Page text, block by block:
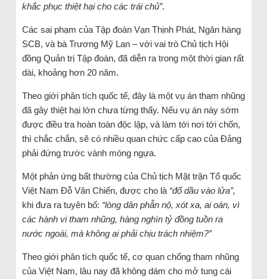
khắc phục thiệt hại cho các trái chủ”.
Các sai phạm của Tập đoàn Vạn Thịnh Phát, Ngân hàng
SCB, và bà Trương Mỹ Lan – với vai trò Chủ tịch Hội
đồng Quản trị Tập đoàn, đã diễn ra trong một thời gian rất
dài, khoảng hơn 20 năm.
Theo giới phân tích quốc tế, đây là một vụ án tham nhũng
đã gây thiệt hại lớn chưa từng thấy. Nếu vụ án này sớm
được điều tra hoàn toàn độc lập, và làm tới nơi tới chốn,
thì chắc chắn, sẽ có nhiều quan chức cấp cao của Đảng
phải đứng trước vành móng ngựa.
Một phản ứng bất thường của Chủ tịch Mặt trận Tổ quốc
Việt Nam Đỗ Văn Chiến, được cho là “đổ dầu vào lửa”,
khi đưa ra tuyên bố: “lòng dân phẫn nộ, xót xa, ai oán, vì
các hành vi tham nhũng, hàng nghìn tỷ đồng tuồn ra
nước ngoài, mà không ai phải chịu trách nhiệm?”
Theo giới phân tích quốc tế, cơ quan chống tham nhũng
của Việt Nam, lâu nay đã không dám cho mở tung cái